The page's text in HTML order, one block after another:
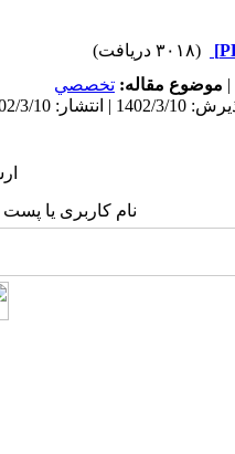
(۳۰۱۸ دریافت)
| موضوع مقاله: تخصصي
نام کاربری یا